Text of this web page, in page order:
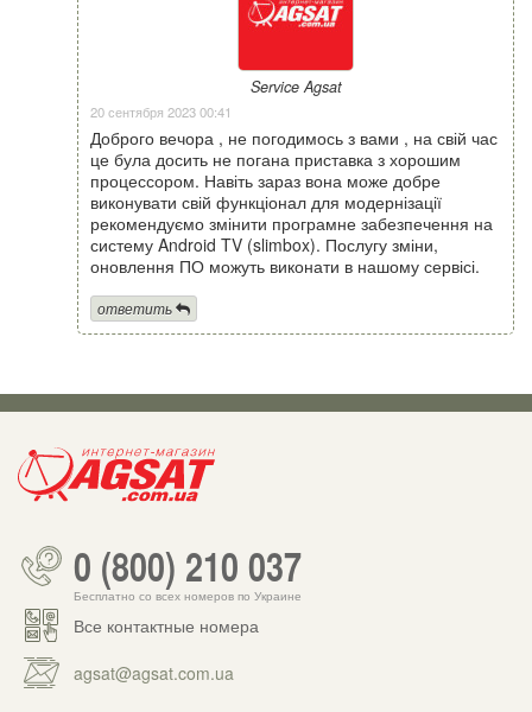
Service Agsat
20 сентября 2023 00:41
Доброго вечора , не погодимось з вами , на свій час
це була досить не погана приставка з хорошим
процессором. Навіть зараз вона може добре
виконувати свій функціонал для модернізації
рекомендуємо змінити програмне забезпечення на
систему Android TV (slimbox). Послугу зміни,
оновлення ПО можуть виконати в нашому сервісі.
ответить
0 (800) 210 037
Бесплатно со всех номеров по Украине
Все контактные номера
agsat@agsat.com.ua